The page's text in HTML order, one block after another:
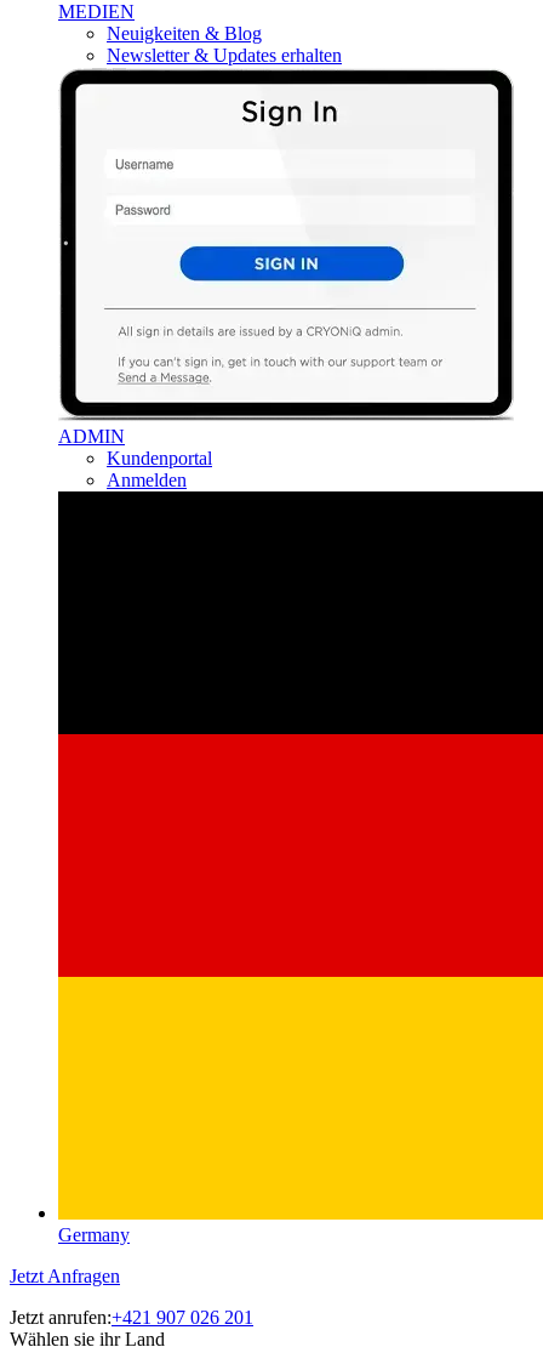
MEDIEN
Neuigkeiten & Blog
Newsletter & Updates erhalten
ADMIN
Kundenportal
Anmelden
Germany
Jetzt Anfragen
Jetzt anrufen:+421 907 026 201
Wählen sie ihr Land